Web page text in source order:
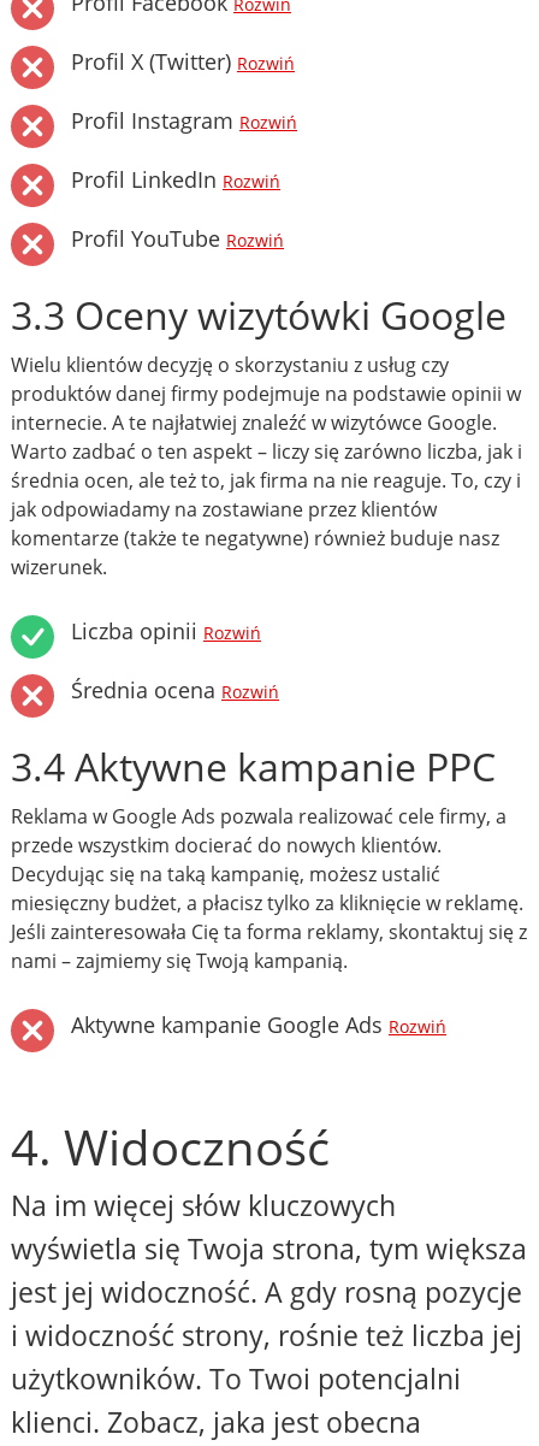
Rozwiń
Profil X (Twitter) Rozwiń
Profil Instagram Rozwiń
Profil LinkedIn Rozwiń
Profil YouTube Rozwiń
3.3 Oceny wizytówki Google
Wielu klientów decyzję o skorzystaniu z usług czy
produktów danej firmy podejmuje na podstawie opinii w
internecie. A te najłatwiej znaleźć w wizytówce Google.
Warto zadbać o ten aspekt – liczy się zarówno liczba, jak i
średnia ocen, ale też to, jak firma na nie reaguje. To, czy i
jak odpowiadamy na zostawiane przez klientów
komentarze (także te negatywne) również buduje nasz
wizerunek.
Liczba opinii Rozwiń
Średnia ocena Rozwiń
3.4 Aktywne kampanie PPC
Reklama w Google Ads pozwala realizować cele firmy, a
przede wszystkim docierać do nowych klientów.
Decydując się na taką kampanię, możesz ustalić
miesięczny budżet, a płacisz tylko za kliknięcie w reklamę.
Jeśli zainteresowała Cię ta forma reklamy, skontaktuj się z
nami – zajmiemy się Twoją kampanią.
Aktywne kampanie Google Ads Rozwiń
4. Widoczność
Na im więcej słów kluczowych
wyświetla się Twoja strona, tym większa
jest jej widoczność. A gdy rosną pozycje
i widoczność strony, rośnie też liczba jej
użytkowników. To Twoi potencjalni
klienci. Zobacz, jaka jest obecna